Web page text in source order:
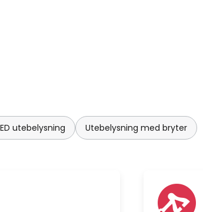
utebelysning Utebelysning med bryter